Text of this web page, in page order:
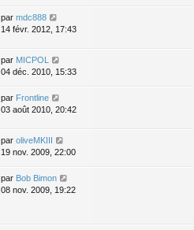
par mdc888
14 févr. 2012, 17:43
par MICPOL
04 déc. 2010, 15:33
par Frontline
03 août 2010, 20:42
par oliveMKIII
19 nov. 2009, 22:00
par Bob Bimon
08 nov. 2009, 19:22